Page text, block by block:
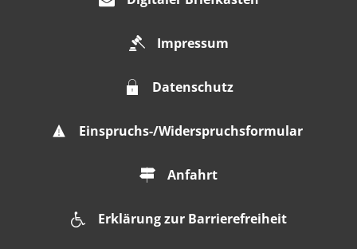
Impressum
Datenschutz
Einspruchs-/Widerspruchsformular
Anfahrt
Erklärung zur Barrierefreiheit